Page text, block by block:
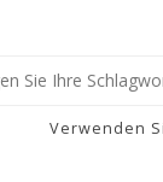
Verwenden